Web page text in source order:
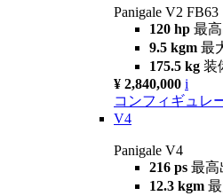
Panigale V2 FB63
120 hp 最
9.5 kgm 最
175.5 kg 装
¥ 2,840,000 i
コンフィギュレ
V4
Panigale V4
216 ps 最高
12.3 kgm